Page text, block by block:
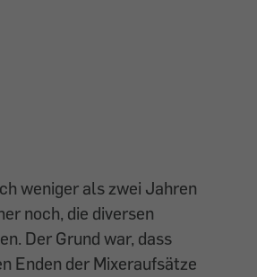
weniger als zwei Jahren
noch, die diversen
Der Grund war, dass
Enden der Mixeraufsätze